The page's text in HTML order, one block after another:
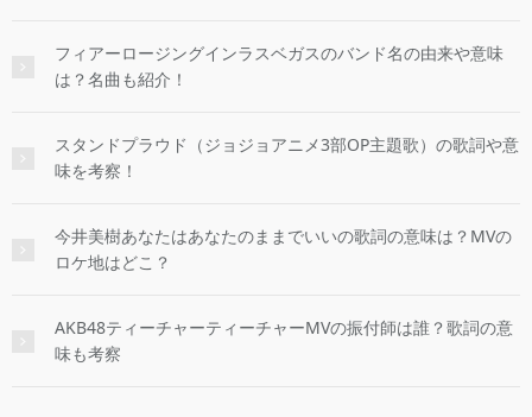
フィアーロージングインラスベガスのバンド名の由来や意味
は？名曲も紹介！
スタンドプラウド（ジョジョアニメ3部OP主題歌）の歌詞や意
味を考察！
今井美樹あなたはあなたのままでいいの歌詞の意味は？MVの
ロケ地はどこ？
AKB48ティーチャーティーチャーMVの振付師は誰？歌詞の意
味も考察